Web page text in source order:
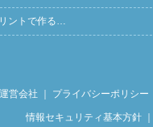
ントで作る…
運営会社 ｜ プライバシーポリシー
情報セキュリティ基本方針｜